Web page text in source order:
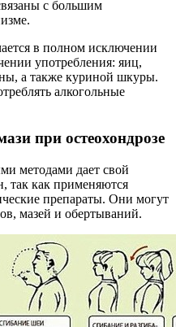
с большим
в полном исключении
употребления: яиц,
а также куриной шкуры.
алкогольные
при остеохондрозе
методами дает свой
так как применяются
препараты. Они могут
мазей и обертываний.